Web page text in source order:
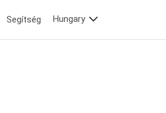
Segítség Hungary